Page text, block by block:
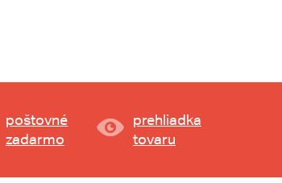
poštovné
zadarmo
prehliadka
tovaru